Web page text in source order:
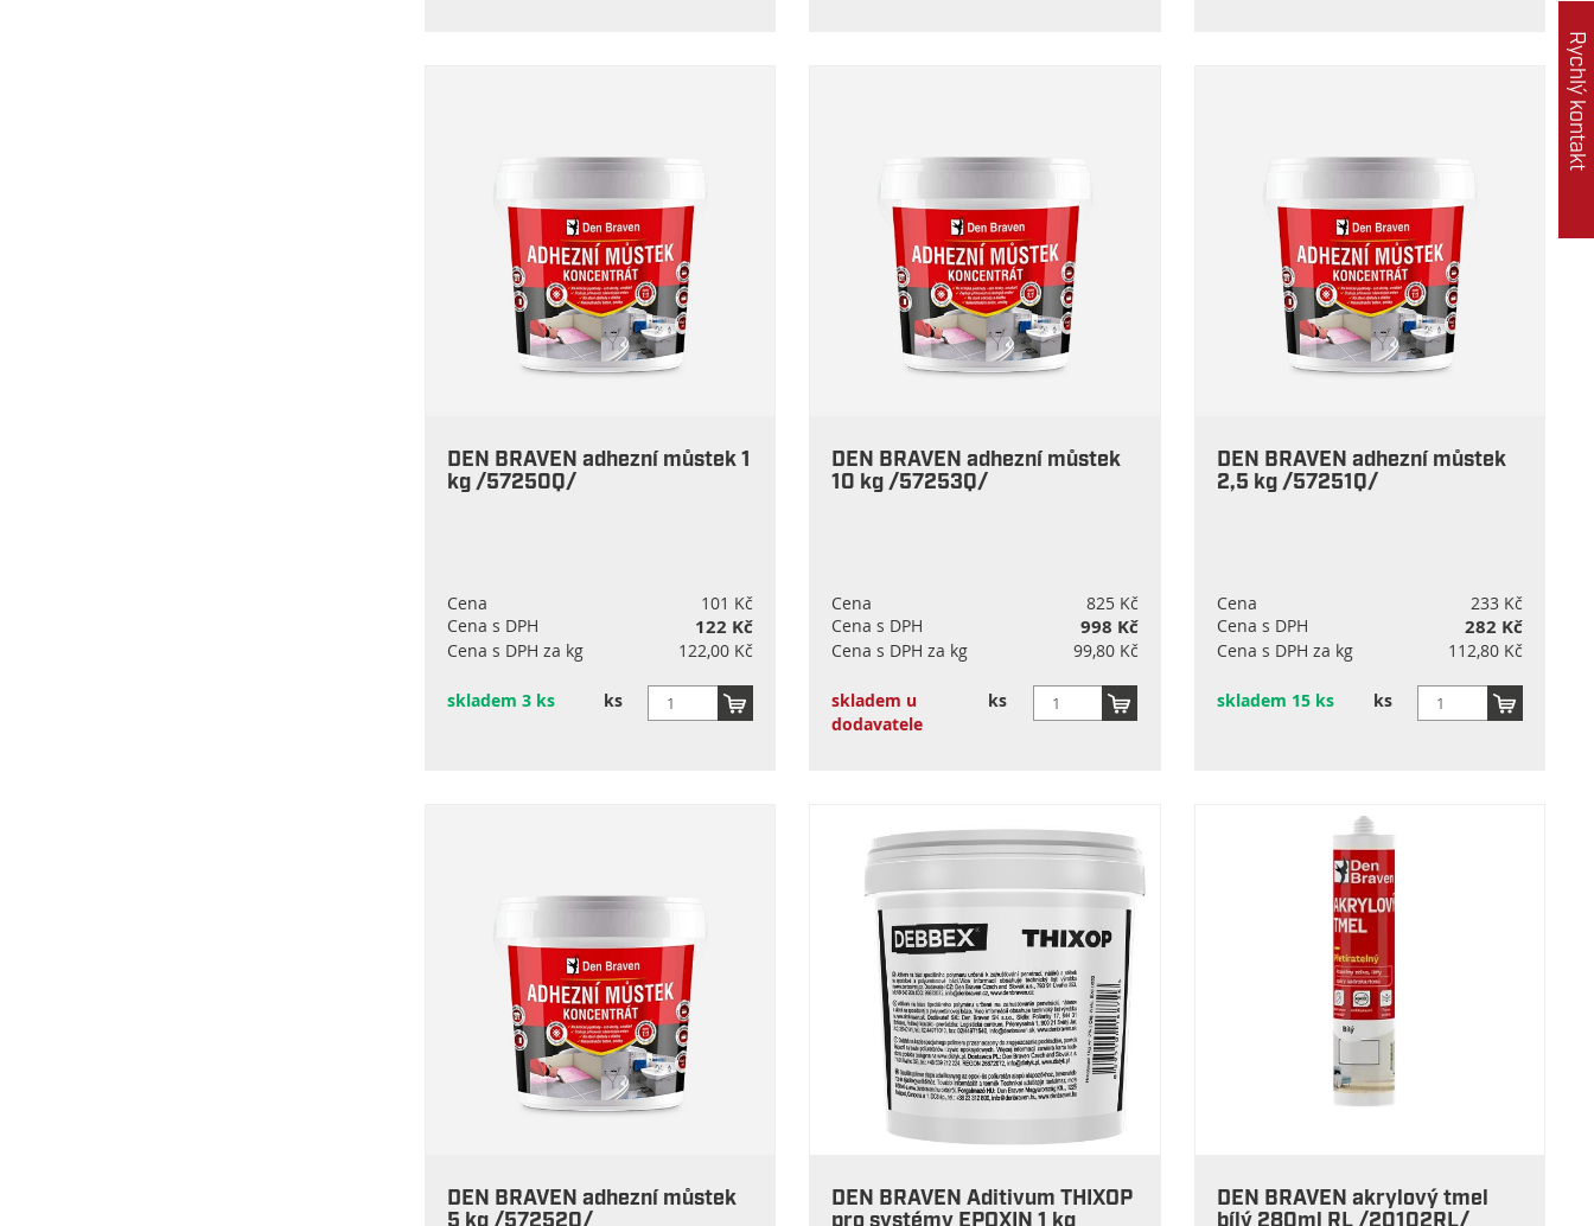
DEN BRAVEN adhezní můstek 1
kg /57250Q/
Cena
101 Kč
Cena s DPH
122 Kč
Cena s DPH za kg 122,00 Kč
skladem 3 ks ks
DEN BRAVEN adhezní můstek
10 kg /57253Q/
Cena
825 Kč
Cena s DPH
998 Kč
Cena s DPH za kg 99,80 Kč
skladem u
dodavatele
ks
DEN BRAVEN adhezní můstek
2,5 kg /57251Q/
Cena
233 Kč
Cena s DPH
282 Kč
Cena s DPH za kg 112,80 Kč
skladem 15 ks ks
DEN BRAVEN adhezní můstek
DEN BRAVEN Aditivum THIXOP
DEN BRAVEN akrylový tmel
Rychlý kontakt